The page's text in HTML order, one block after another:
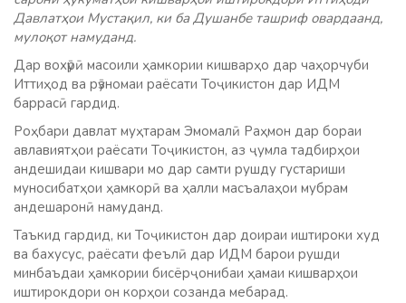
Давлатҳои Мустақил, ки ба Душанбе ташриф овардаанд,
мулоқот намуданд.
Дар вохӯрӣ масоили ҳамкории кишварҳо дар чаҳорчуби
Иттиҳод ва рӯзномаи раёсати Тоҷикистон дар ИДМ
баррасӣ гардид.
Роҳбари давлат муҳтарам Эмомалӣ Раҳмон дар бораи
авлавиятҳои раёсати Тоҷикистон, аз ҷумла тадбирҳои
андешидаи кишвари мо дар самти рушду густариши
муносибатҳои ҳамкорӣ ва ҳалли масъалаҳои мубрам
андешаронӣ намуданд.
Таъкид гардид, ки Тоҷикистон дар доираи иштироки худ
ва бахусус, раёсати феълӣ дар ИДМ барои рушди
минбаъдаи ҳамкории бисёрҷонибаи ҳамаи кишварҳои
иштирокдори он корҳои созанда мебарад.